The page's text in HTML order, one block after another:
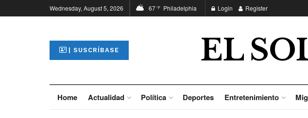
Wednesday, August 5, 2026 67°F Philadelphia Login Register
| SUSCRÍBASE EL
Home Actualidad Política Deportes Entretenimiento